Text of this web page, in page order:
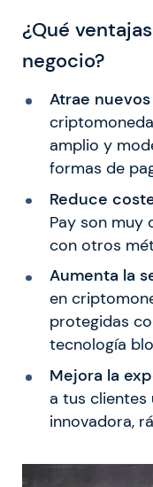
¿Qué
negocio?
Atrae
amplio y
formas de
Reduce
Pay son muy
con otros
Aumenta la
en
protegidas
tecnología
Mejora la
a tus clientes
innovadora,